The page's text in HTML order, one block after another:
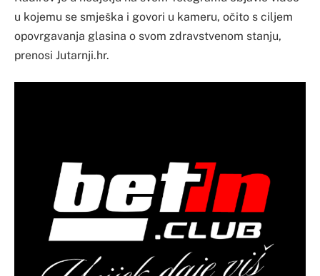
u kojemu se smješka i govori u kameru, očito s ciljem
opovrgavanja glasina o svom zdravstvenom stanju,
prenosi Jutarnji.hr.